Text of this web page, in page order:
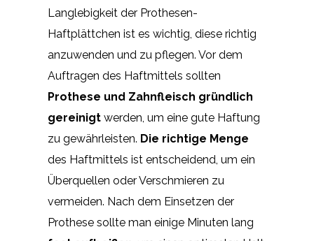
Langlebigkeit der Prothesen-
Haftplättchen ist es wichtig, diese richtig
anzuwenden und zu pflegen. Vor dem
Auftragen des Haftmittels sollten
Prothese und Zahnfleisch gründlich
gereinigt werden, um eine gute Haftung
zu gewährleisten. Die richtige Menge
des Haftmittels ist entscheidend, um ein
Überquellen oder Verschmieren zu
vermeiden. Nach dem Einsetzen der
Prothese sollte man einige Minuten lang